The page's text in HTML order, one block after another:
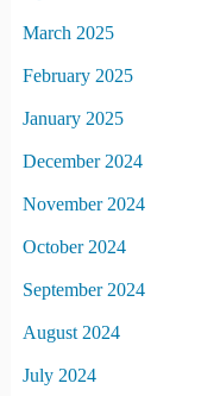
March 2025
February 2025
January 2025
December 2024
November 2024
October 2024
September 2024
August 2024
July 2024